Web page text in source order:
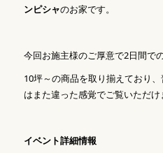
ンピシャのお家です。
今回お施主様のご厚意で2日間で
10坪～の商品を取り揃えており
はまた違った感覚でご覧いただけ
イベント詳細情報